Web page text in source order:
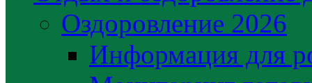
Оздоровление 2026
Информация для